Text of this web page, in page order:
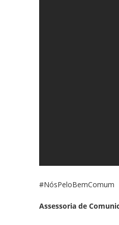
#NósPeloBemComum
Assessoria de